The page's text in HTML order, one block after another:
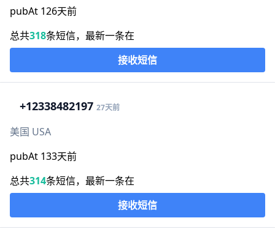
pubAt 126天前
总共318条短信，最新一条在
接收短信
+12338482197 27天前
美国 USA
pubAt 133天前
总共314条短信，最新一条在
接收短信